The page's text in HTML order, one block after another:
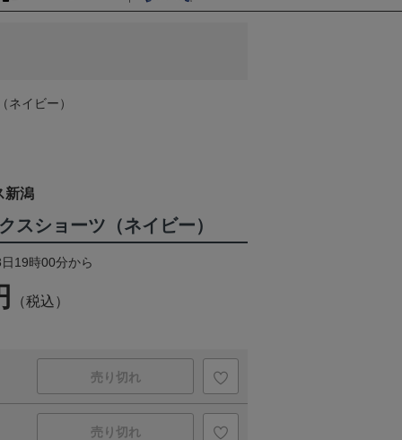
ネイビー）
新潟
スショーツ（ネイビー）
19時00分から
（税込）
売り切れ
売り切れ